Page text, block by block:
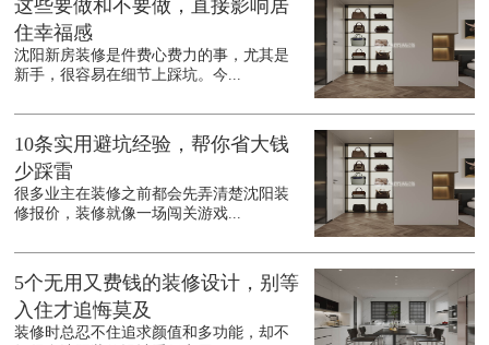
这些要做和不要做，直接影响居
住幸福感
沈阳新房装修是件费心费力的事，尤其是
新手，很容易在细节上踩坑。今...
10条实用避坑经验，帮你省大钱
少踩雷
很多业主在装修之前都会先弄清楚沈阳装
修报价，装修就像一场闯关游戏...
5个无用又费钱的装修设计，别等
入住才追悔莫及
装修时总忍不住追求颜值和多功能，却不